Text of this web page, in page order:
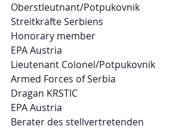
Oberstleutnant/Potpukovnik
Streitkräfte Serbiens
Honorary member
EPA Austria
Lieutenant Colonel/Potpukovnik
Armed Forces of Serbia
Dragan KRSTIC
EPA Austria
Berater des stellvertretenden